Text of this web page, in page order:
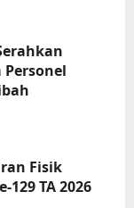
Fisik
129 TA 2026